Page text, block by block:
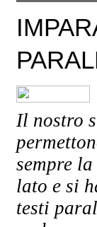
Il nostro
sempre
lato e si
testi